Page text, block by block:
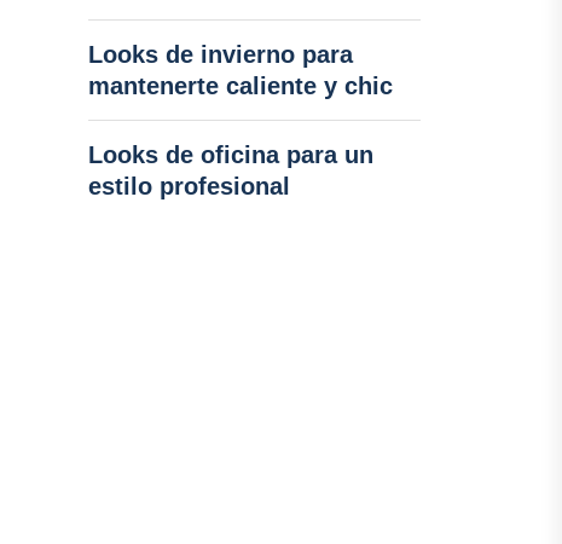
Looks de invierno para
mantenerte caliente y chic
Looks de oficina para un
estilo profesional